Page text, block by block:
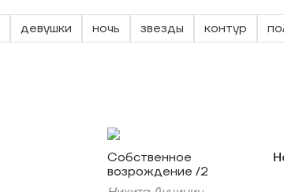
девушки ночь звезды контур
Собственное
возрождение /2